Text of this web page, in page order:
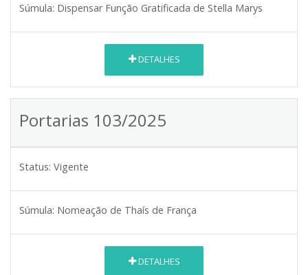
Súmula: Dispensar Função Gratificada de Stella Marys
DETALHES
Portarias 103/2025
Status: Vigente
Súmula: Nomeação de Thaís de França
DETALHES